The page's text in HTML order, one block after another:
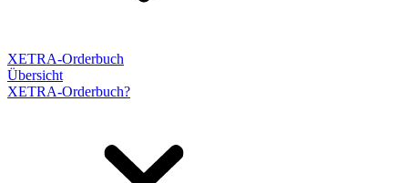
XETRA-Orderbuch
Übersicht
XETRA-Orderbuch?